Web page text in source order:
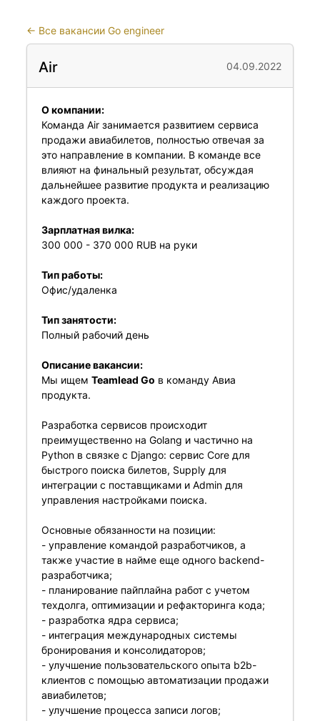
← Все вакансии Go engineer
Air 04.09.2022
О компании:
Команда Air занимается развитием сервиса
продажи авиабилетов, полностью отвечая за
это направление в компании. В команде все
влияют на финальный результат, обсуждая
дальнейшее развитие продукта и реализацию
каждого проекта.
Зарплатная вилка:
300 000 - 370 000 RUB на руки
Тип работы:
Офис/удаленка
Тип занятости:
Полный рабочий день
Описание вакансии:
Мы ищем Teamlead Go в команду Авиа
продукта.
Разработка сервисов происходит
преимущественно на Golang и частично на
Python в связке с Django: сервис Core для
быстрого поиска билетов, Supply для
интеграции с поставщиками и Admin для
управления настройками поиска.
Основные обязанности на позиции:
- управление командой разработчиков, а
также участие в найме еще одного backend-
разработчика;
- планирование пайплайна работ с учетом
техдолга, оптимизации и рефакторинга кода;
- разработка ядра сервиса;
- интеграция международных системы
бронирования и консолидаторов;
- улучшение пользовательского опыта b2b-
клиентов с помощью автоматизации продажи
авиабилетов;
- улучшение процесса записи логов;